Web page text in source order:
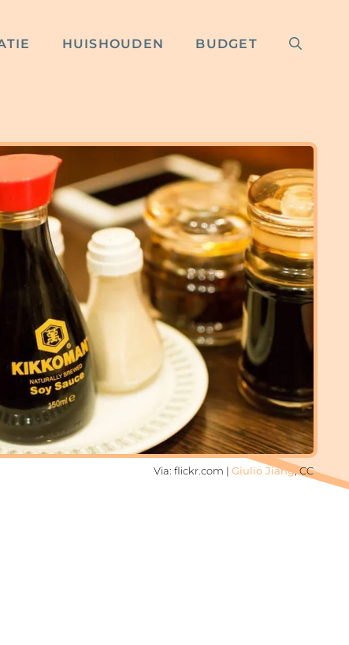
HUISHOUDEN BUDGET
Via: flickr.com | Giulio Jiang, CC